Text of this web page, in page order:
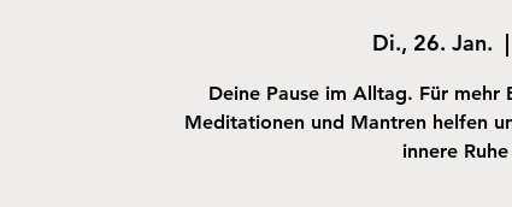
Di., 26. Jan.
  |
Deine Pause im Alltag. Für
Meditationen und Mantren helfen
innere